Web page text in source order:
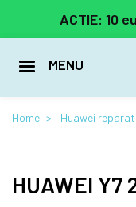
naar
inhoud
ACTIE: 10
MENU
Home Huawei
HUAWEI Y7